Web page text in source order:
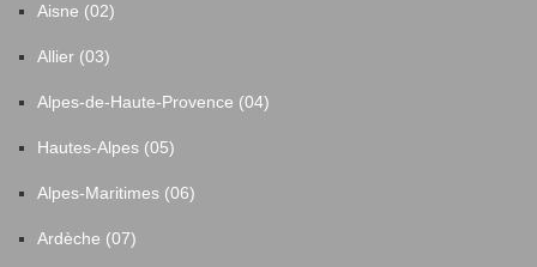
Aisne (02)
Allier (03)
Alpes-de-Haute-Provence (04)
Hautes-Alpes (05)
Alpes-Maritimes (06)
Ardèche (07)